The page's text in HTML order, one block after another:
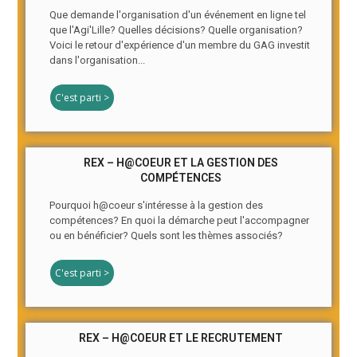
Que demande l'organisation d'un événement en ligne tel
que l'Agi'Lille? Quelles décisions? Quelle organisation?
Voici le retour d'expérience d'un membre du GAG investit
dans l'organisation...
C'est parti >
REX – H@COEUR ET LA GESTION DES
COMPÉTENCES
Pourquoi h@coeur s'intéresse à la gestion des
compétences? En quoi la démarche peut l'accompagner
ou en bénéficier? Quels sont les thèmes associés?
C'est parti >
REX – H@COEUR ET LE RECRUTEMENT